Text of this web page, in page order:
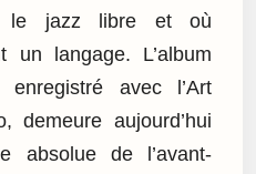
le jazz libre et où
un langage. L’album
avec l’Art
demeure aujourd’hui
absolue de l’avant-